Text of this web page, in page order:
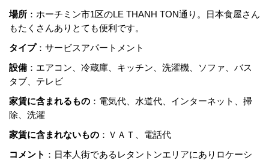
場所 ：ホーチミン市1区のLE THANH TON通り。日本食屋さん
もたくさんありとても便利です。
タイプ：サービスアパートメント
設備：エアコン、冷蔵庫、キッチン、洗濯機、ソファ、バス
タブ、テレビ
家賃に含まれるもの ：電気代、水道代、インターネット、掃
除、洗濯
家賃に含まれないもの ：ＶＡＴ、電話代
コメント ：日本人街であるレタントンエリアにありロケーシ